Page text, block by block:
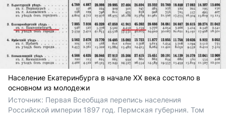
Население Екатеринбурга в начале XX века состояло в
основном из молодежи
Источник: Первая Всеобщая перепись населения
Российской империи 1897 год. Пермская губерния. Том